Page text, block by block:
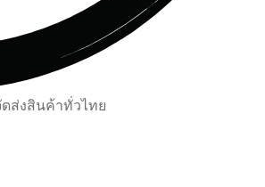
ส่งสินค้าทั่วไทย